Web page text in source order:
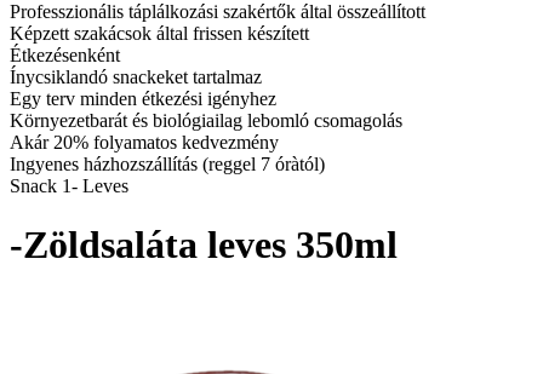
Professzionális táplálkozási szakértők által összeállított
Képzett szakácsok által frissen készített
Étkezésenként
Ínycsiklandó snackeket tartalmaz
Egy terv minden étkezési igényhez
Környezetbarát és biológiailag lebomló csomagolás
Akár 20% folyamatos kedvezmény
Ingyenes házhozszállítás (reggel 7 óràtól)
Snack 1- Leves
-Zöldsaláta leves 350ml